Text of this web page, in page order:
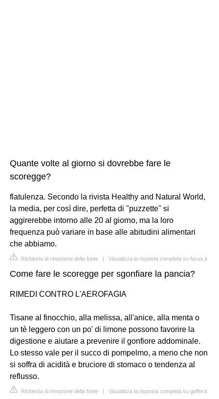
Quante volte al giorno si dovrebbe fare le
scoregge?
flatulenza. Secondo la rivista Healthy and Natural World,
la media, per così dire, perfetta di "puzzette" si
aggirerebbe intorno alle 20 al giorno, ma la loro
frequenza può variare in base alle abitudini alimentari
che abbiamo.
Richiesta di rimozione della fonte | Visualizza la risposta completa su focus.it
Come fare le scoregge per sgonfiare la pancia?
RIMEDI CONTRO L'AEROFAGIA
Tisane al finocchio, alla melissa, all'anice, alla menta o
un tè leggero con un po' di limone possono favorire la
digestione e aiutare a prevenire il gonfiore addominale.
Lo stesso vale per il succo di pompelmo, a meno che non
si soffra di acidità e bruciore di stomaco o tendenza al
reflusso.
Richiesta di rimozione della fonte | Visualizza la risposta completa su geffer.it